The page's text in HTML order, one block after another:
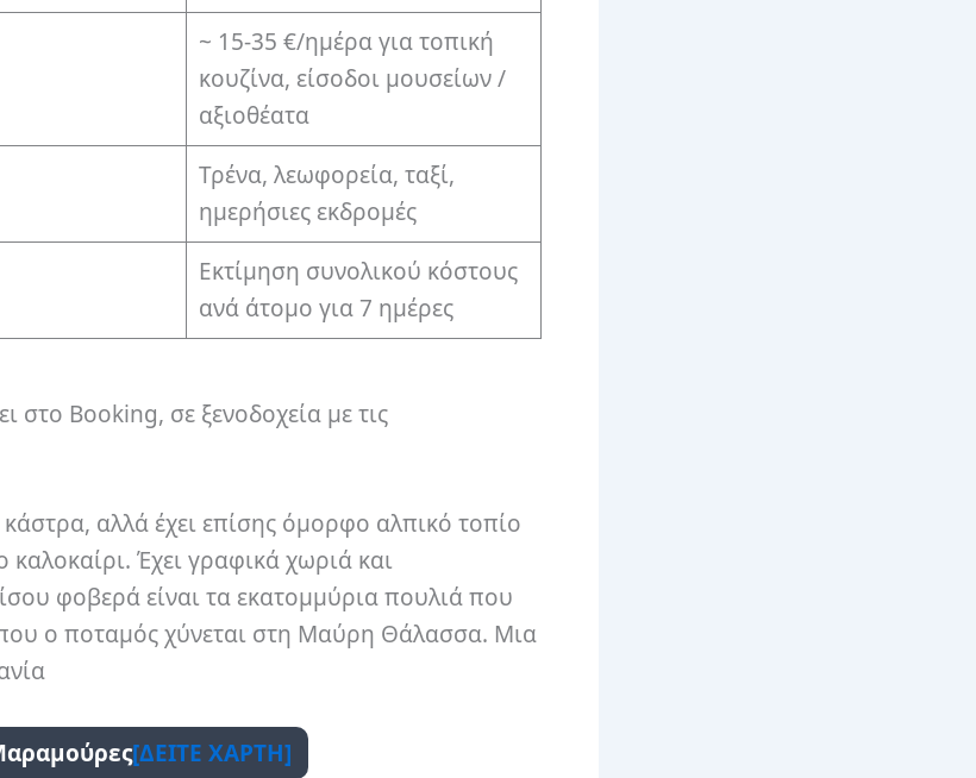
~ 15-35 €/ημέρα για τοπική
κουζίνα, είσοδοι μουσείων /
αξιοθέατα
Τρένα, λεωφορεία, ταξί,
ημερήσιες εκδρομές
Εκτίμηση συνολικού κόστους
ανά άτομο για 7 ημέρες
Booking, σε ξενοδοχεία με τις
αλλά έχει επίσης όμορφο αλπικό τοπίο
Έχει γραφικά χωριά και
φοβερά είναι τα εκατομμύρια πουλιά που
ο ποταμός χύνεται στη Μαύρη Θάλασσα. Μια
[ΔΕΙΤΕ ΧΑΡΤΗ]